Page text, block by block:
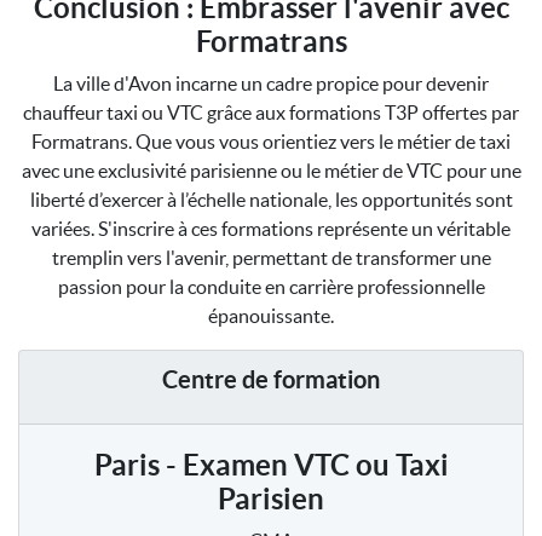
Conclusion : Embrasser l'avenir avec
Formatrans
La ville d'Avon incarne un cadre propice pour devenir
chauffeur taxi ou VTC grâce aux formations T3P offertes par
Formatrans. Que vous vous orientiez vers le métier de taxi
avec une exclusivité parisienne ou le métier de VTC pour une
liberté d’exercer à l’échelle nationale, les opportunités sont
variées. S'inscrire à ces formations représente un véritable
tremplin vers l'avenir, permettant de transformer une
passion pour la conduite en carrière professionnelle
épanouissante.
Centre de formation
Paris - Examen VTC ou Taxi
Parisien